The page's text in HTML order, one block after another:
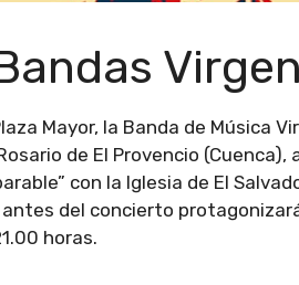
Mayor, la Banda de Música
de El Provencio
con la Iglesia de El
del concierto
horas.